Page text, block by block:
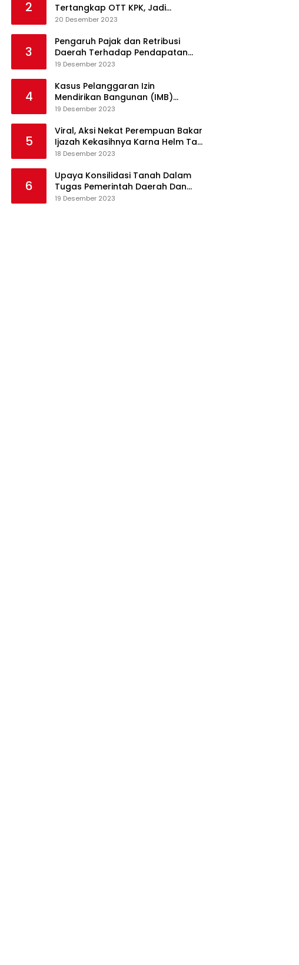
2
Tertangkap OTT KPK, Jadi
Tersangka Kasus Korupsi Proyek
20 Desember 2023
3
Pengaruh Pajak dan Retribusi
Daerah Terhadap Pendapatan
Asli Daerah Provinsi Jambi
19 Desember 2023
4
Kasus Pelanggaran Izin
Mendirikan Bangunan (IMB)
Apartemen Royal Kedhaton di
19 Desember 2023
5
Viral, Aksi Nekat Perempuan Bakar
Ijazah Kekasihnya Karna Helm Tak
Kunjung Dikembalikan
18 Desember 2023
6
Upaya Konsilidasi Tanah Dalam
Tugas Pemerintah Daerah Dan
Partisipasi Masyarakat
19 Desember 2023